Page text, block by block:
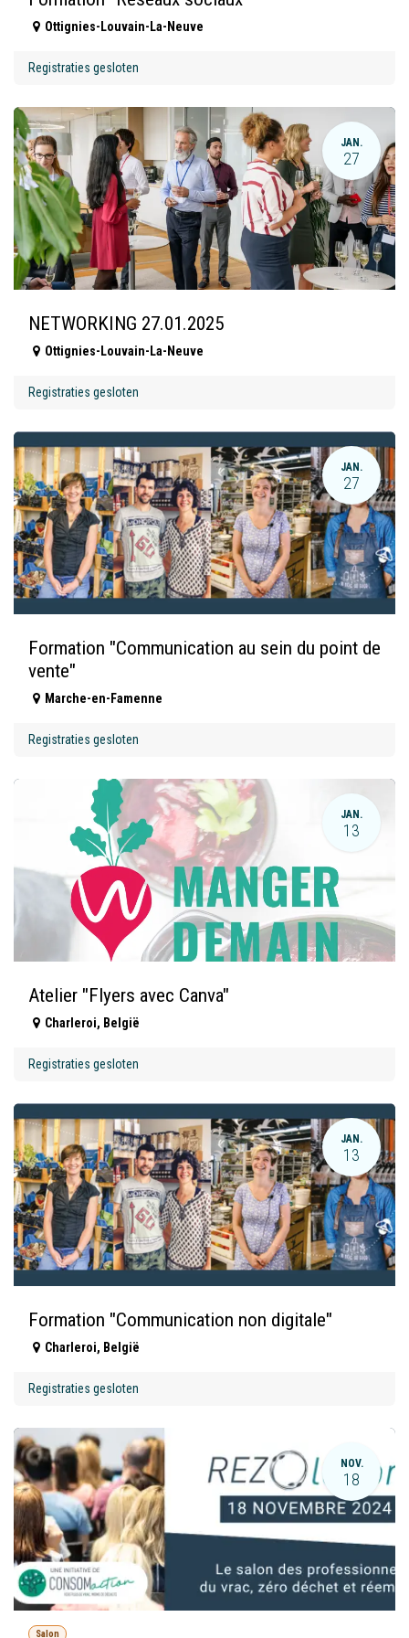
Ottignies-Louvain-La-Neuve
Registraties gesloten
JAN.
27
NETWORKING 27.01.2025
Ottignies-Louvain-La-Neuve
Registraties gesloten
JAN.
27
Formation "Communication au sein du point de
vente"
Marche-en-Famenne
Registraties gesloten
JAN.
13
Atelier "Flyers avec Canva"
Charleroi, België
Registraties gesloten
JAN.
13
Formation "Communication non digitale"
Charleroi, België
Registraties gesloten
NOV.
18
Salon